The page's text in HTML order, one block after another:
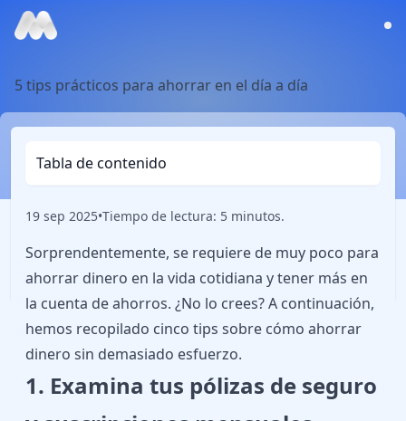
5 tips prácticos para ahorrar en el día a día
Tabla de contenido
19 sep 2025•Tiempo de lectura: 5 minutos.
Sorprendentemente, se requiere de muy poco para
ahorrar dinero en la vida cotidiana y tener más en
la cuenta de ahorros. ¿No lo crees? A continuación,
hemos recopilado cinco tips sobre cómo ahorrar
dinero sin demasiado esfuerzo.
1. Examina tus pólizas de seguro